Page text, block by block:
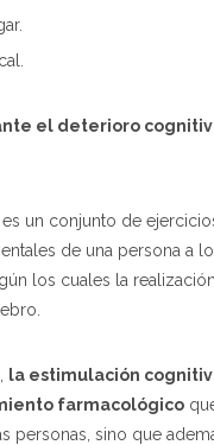
el deterioro
es un conjunto de
de una persona a
los cuales la
la estimulación
farmacológico
personas, sino que